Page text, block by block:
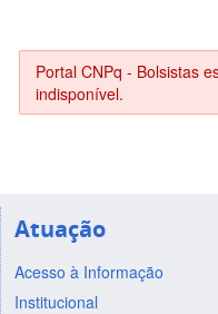
Portal CNPq - Bolsistas
indisponível.
Atuação
Acesso à Informação
Institucional